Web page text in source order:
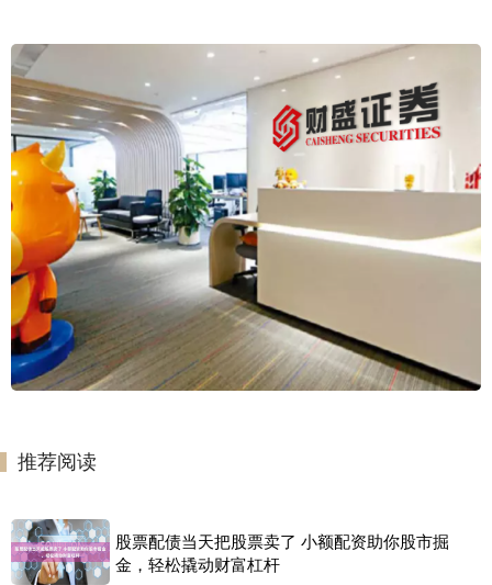
推荐阅读
股票配债当天把股票卖了 小额配资助你股市掘
金，轻松撬动财富杠杆